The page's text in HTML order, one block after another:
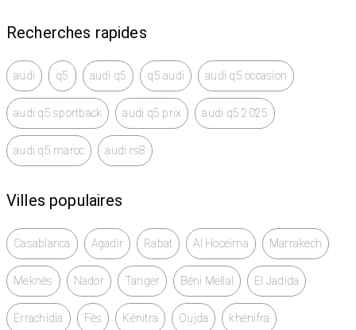
Recherches rapides
audi q5 audi q5 q5 audi audi q5 occasion
audi q5 sportback audi q5 prix audi q5 2025
audi q5 maroc audi rs8
Villes populaires
Casablanca Agadir Rabat Al Hoceïma Marrakech
Meknès Nador Tanger Béni Mellal El Jadida
Errachidia Fès Kénitra Oujda khénifra